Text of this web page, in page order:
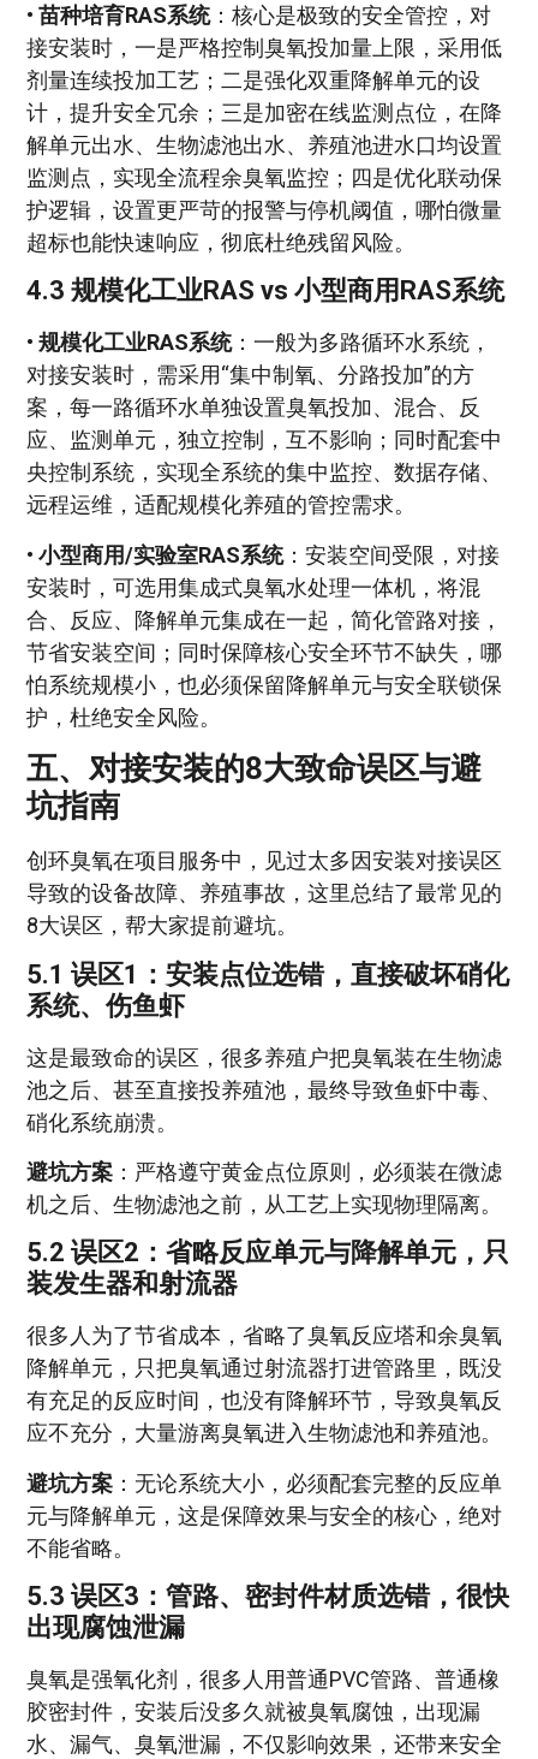
• 苗种培育RAS系统：核心是极致的安全管控，对
接安装时，一是严格控制臭氧投加量上限，采用低
剂量连续投加工艺；二是强化双重降解单元的设
计，提升安全冗余；三是加密在线监测点位，在降
解单元出水、生物滤池出水、养殖池进水口均设置
监测点，实现全流程余臭氧监控；四是优化联动保
护逻辑，设置更严苛的报警与停机阈值，哪怕微量
超标也能快速响应，彻底杜绝残留风险。
4.3 规模化工业RAS vs 小型商用RAS系统
• 规模化工业RAS系统：一般为多路循环水系统，
对接安装时，需采用“集中制氧、分路投加”的方
案，每一路循环水单独设置臭氧投加、混合、反
应、监测单元，独立控制，互不影响；同时配套中
央控制系统，实现全系统的集中监控、数据存储、
远程运维，适配规模化养殖的管控需求。
• 小型商用/实验室RAS系统：安装空间受限，对接
安装时，可选用集成式臭氧水处理一体机，将混
合、反应、降解单元集成在一起，简化管路对接，
节省安装空间；同时保障核心安全环节不缺失，哪
怕系统规模小，也必须保留降解单元与安全联锁保
护，杜绝安全风险。
五、对接安装的8大致命误区与避
坑指南
创环臭氧在项目服务中，见过太多因安装对接误区
导致的设备故障、养殖事故，这里总结了最常见的
8大误区，帮大家提前避坑。
5.1 误区1：安装点位选错，直接破坏硝化
系统、伤鱼虾
这是最致命的误区，很多养殖户把臭氧装在生物滤
池之后、甚至直接投养殖池，最终导致鱼虾中毒、
硝化系统崩溃。
避坑方案 ：严格遵守黄金点位原则，必须装在微滤
机之后、生物滤池之前，从工艺上实现物理隔离。
5.2 误区2：省略反应单元与降解单元，只
装发生器和射流器
很多人为了节省成本，省略了臭氧反应塔和余臭氧
降解单元，只把臭氧通过射流器打进管路里，既没
有充足的反应时间，也没有降解环节，导致臭氧反
应不充分，大量游离臭氧进入生物滤池和养殖池。
避坑方案 ：无论系统大小，必须配套完整的反应单
元与降解单元，这是保障效果与安全的核心，绝对
不能省略。
5.3 误区3：管路、密封件材质选错，很快
出现腐蚀泄漏
臭氧是强氧化剂，很多人用普通PVC管路、普通橡
胶密封件，安装后没多久就被臭氧腐蚀，出现漏
水、漏气、臭氧泄漏，不仅影响效果，还带来安全